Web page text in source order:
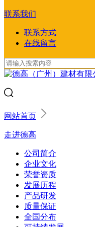
联系我们
联系方式
在线留言
网站首页
走进德高
公司简介
企业文化
荣誉资质
发展历程
产品研发
质量保证
全国分布